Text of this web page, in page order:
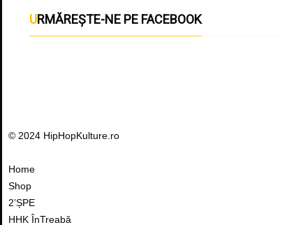
URMĂREȘTE-NE PE FACEBOOK
© 2024 HipHopKulture.ro
Home
Shop
2’ȘPE
HHK ÎnTreabă